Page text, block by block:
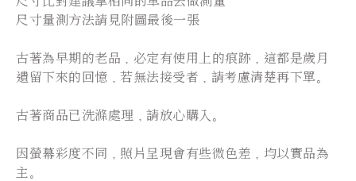
尺寸量測方法請見附圖最後一張
古著為早期的老品，必定有使用上的痕跡，這都是歲月
遺留下來的回憶，若無法接受者，請考慮清楚再下單。
古著商品已洗滌處理，請放心購入。
因螢幕彩度不同，照片呈現會有些微色差，均以實品為
主。